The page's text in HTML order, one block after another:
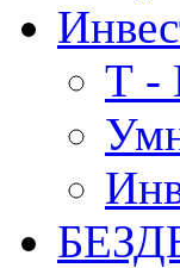
Т -